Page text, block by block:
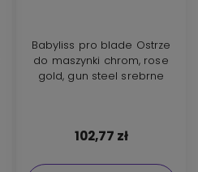
Babyliss pro blade Ostrze
do maszynki chrom, rose
gold, gun steel srebrne
102,77 zł